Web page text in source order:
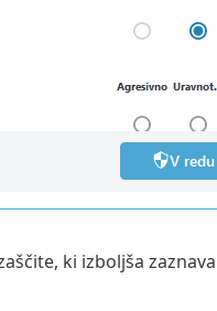
ki izboljša